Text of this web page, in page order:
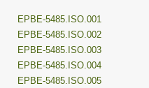
EPBE-5485.ISO.001
EPBE-5485.ISO.002
EPBE-5485.ISO.003
EPBE-5485.ISO.004
EPBE-5485.ISO.005